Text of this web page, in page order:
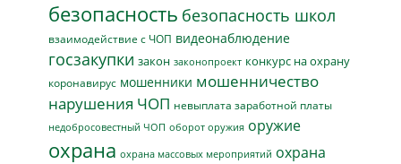
безопасность безопасность школ
взаимодействие с ЧОП видеонаблюдение
госзакупки закон законопроект конкурс на охрану
коронавирус мошенники мошенничество
нарушения ЧОП невыплата заработной платы
недобросовестный ЧОП оборот оружия оружие
охрана охрана массовых мероприятий охрана